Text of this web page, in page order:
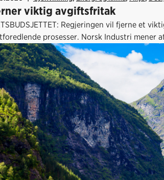
viktig avgiftsfritak
Regjeringen vil fjerne et
prosesser. Norsk Industri mener